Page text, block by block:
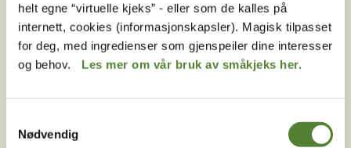
helt egne “virtuelle kjeks” - eller som de kalles på
internett, cookies (informasjonskapsler). Magisk tilpasset
for deg, med ingredienser som gjenspeiler dine interesser
og behov. Les mer om vår bruk av småkjeks her.
Nødvendig
E-post
MELD MEG PÅ